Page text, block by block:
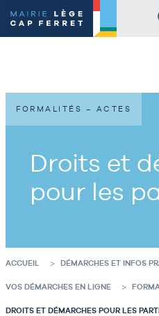
au
contenu
de
au
pied
de
Droits et
pour les
FORMALITÉS – ACTES
ACCUEIL DÉMARCHES ET INFOS
VOS DÉMARCHES EN LIGNE
DROITS ET DÉMARCHES POUR LES